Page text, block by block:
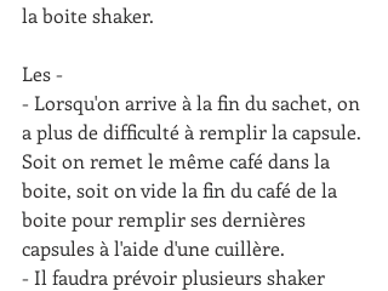
la boite shaker.
Les -
- Lorsqu'on arrive à la fin du sachet, on
a plus de difficulté à remplir la capsule.
Soit on remet le même café dans la
boite, soit on vide la fin du café de la
boite pour remplir ses dernières
capsules à l'aide d'une cuillère.
- Il faudra prévoir plusieurs shaker